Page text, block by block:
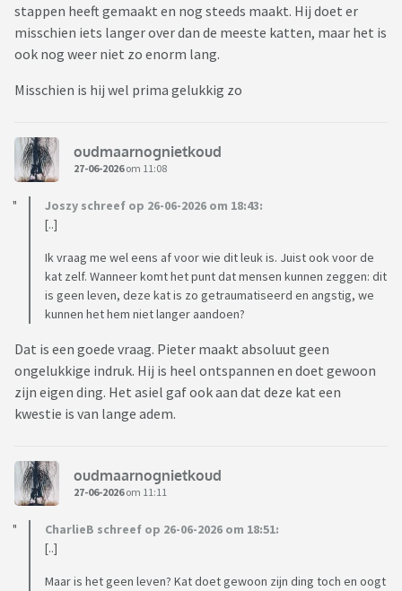
stappen heeft gemaakt en nog steeds maakt. Hij doet er
misschien iets langer over dan de meeste katten, maar het is
ook nog weer niet zo enorm lang.
Misschien is hij wel prima gelukkig zo
oudmaarnognietkoud
27-06-2026om 11:08
Joszy schreef op 26-06-2026 om 18:43:
[..]
Ik vraag me wel eens af voor wie dit leuk is. Juist ook voor de
kat zelf. Wanneer komt het punt dat mensen kunnen zeggen: dit
is geen leven, deze kat is zo getraumatiseerd en angstig, we
kunnen het hem niet langer aandoen?
Dat is een goede vraag. Pieter maakt absoluut geen
ongelukkige indruk. Hij is heel ontspannen en doet gewoon
zijn eigen ding. Het asiel gaf ook aan dat deze kat een
kwestie is van lange adem.
oudmaarnognietkoud
27-06-2026om 11:11
CharlieB schreef op 26-06-2026 om 18:51:
[..]
Maar is het geen leven? Kat doet gewoon zijn ding toch en oogt